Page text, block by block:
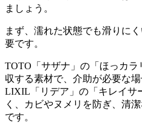
ましょう。
まず、濡れた状態でも滑りに
要です。
TOTO「サザナ」の「ほっカ
収する素材で、介助が必要な場
LIXIL「リデア」の「キレイサ
く、カビやヌメリを防ぎ、清
です。